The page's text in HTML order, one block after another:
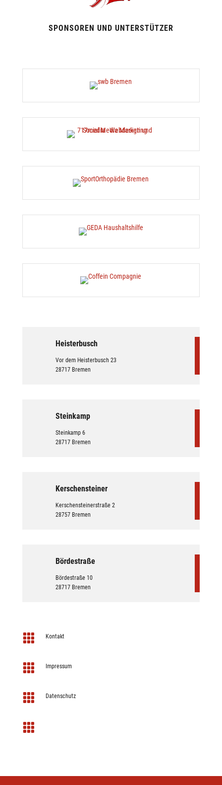
SPONSOREN UND UNTERSTÜTZER
Heisterbusch
Vor dem Heisterbusch 23
28717 Bremen
Steinkamp
Steinkamp 6
28717 Bremen
Kerschensteiner
Kerschensteinerstraße 2
28757 Bremen
Bördestraße
Bördestraße 10
28717 Bremen
 Kontakt
 Impressum
 Datenschutz
